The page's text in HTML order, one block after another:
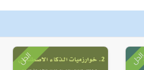
الحل الحل